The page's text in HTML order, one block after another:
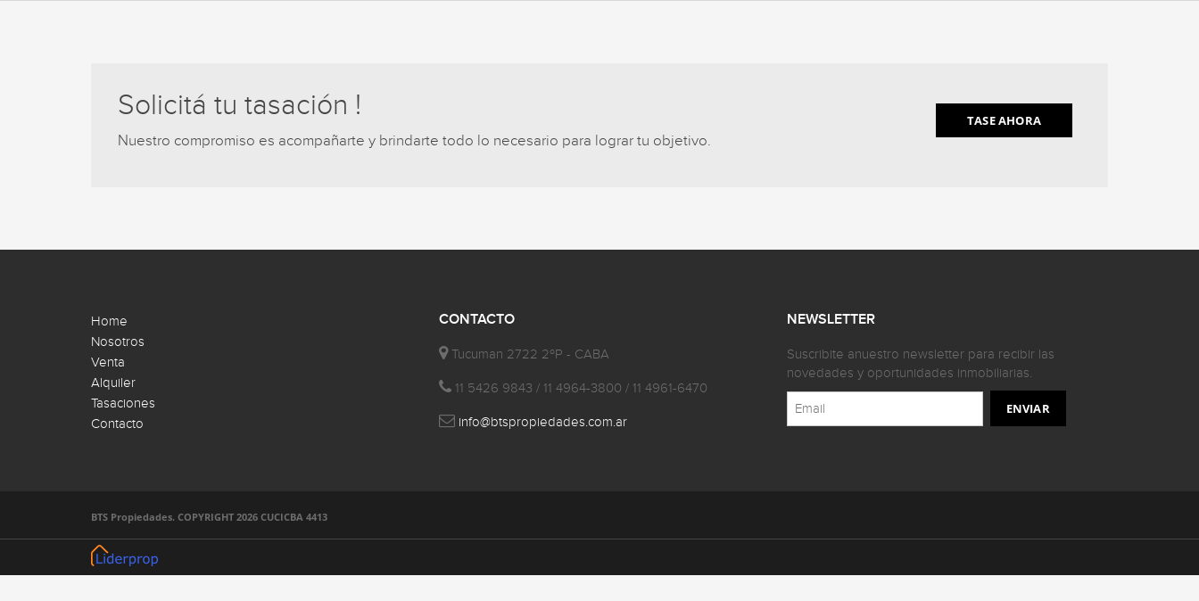
Solicitá tu tasación !
Nuestro compromiso es acompañarte y brindarte todo lo necesario para lograr tu objetivo.
TASE AHORA
Home
Nosotros
Venta
Alquiler
Tasaciones
Contacto
CONTACTO
Tucuman 2722 2ºP - CABA
11 5426 9843 / 11 4964-3800 / 11 4961-6470
info@btspropiedades.com.ar
NEWSLETTER
Suscribite anuestro newsletter para recibir las
novedades y oportunidades inmobiliarias.
BTS Propiedades. COPYRIGHT 2026 CUCICBA 4413